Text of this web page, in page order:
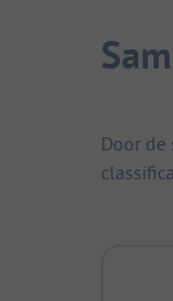
Door de